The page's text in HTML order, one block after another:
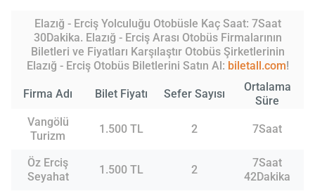
Elazığ - Erciş Yolculuğu Otobüsle Kaç Saat: 7Saat
30Dakika. Elazığ - Erciş Arası Otobüs Firmalarının
Biletleri ve Fiyatları Karşılaştır Otobüs Şirketlerinin
Elazığ - Erciş Otobüs Biletlerini Satın Al: biletall.com!
Firma Adı Bilet Fiyatı Sefer Sayısı
Ortalama
Süre
Vangölü
Turizm
1.500 TL 2 7Saat
Öz Erciş
Seyahat
1.500 TL 2
7Saat
42Dakika